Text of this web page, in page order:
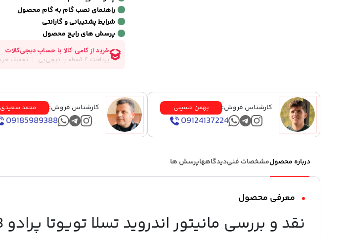
راهنمای نصب گام به گام محصول
شرایط پشتیبانی و گارانتی
پرسش های رایج محصول
کارشناس فروش: بهمن حسینی
09124137224
کارشناس فروش: محمد سعیدی
09185989388
درباره محصولمشخصات فنیدیدگاههاپرسش ها
معرفی محصول
نقد و بررسی مانیتور اندروید تسلا تویوتا پرادو 2008